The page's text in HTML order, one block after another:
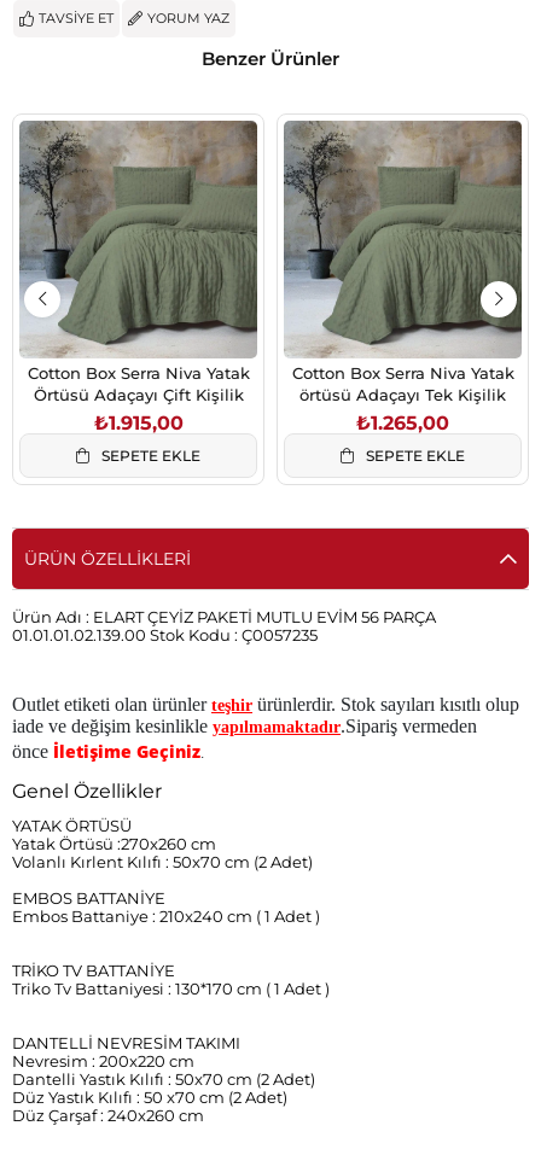
TAVSIYE ET YORUM YAZ
Benzer Ürünler
Cotton Box Serra Niva Yatak
Örtüsü Adaçayı Çift Kişilik
₺1.915,00
SEPETE EKLE
Cotton Box Serra Niva Yatak
örtüsü Adaçayı Tek Kişilik
₺1.265,00
SEPETE EKLE
ÜRÜN ÖZELLIKLERI
Ürün Adı : ELART ÇEYİZ PAKETİ MUTLU EVİM 56 PARÇA
01.01.01.02.139.00 Stok Kodu : Ç0057235
Outlet etiketi olan ürünlerteşhir ürünlerdir. Stok sayıları kısıtlı olup
iade ve değişim kesinlikle yapılmamaktadır.Sipariş vermeden
önce İletişime Geçiniz
Genel Özellikler
YATAK ÖRTÜSÜ
Yatak Örtüsü :270x260 cm
Volanlı Kırlent Kılıfı : 50x70 cm (2 Adet)
EMBOS BATTANİYE
Embos Battaniye : 210x240 cm ( 1 Adet )
TRİKO TV BATTANİYE
Triko Tv Battaniyesi : 130*170 cm ( 1 Adet )
DANTELLİ NEVRESİM TAKIMI
Nevresim : 200x220 cm
Dantelli Yastık Kılıfı : 50x70 cm (2 Adet)
Düz Yastık Kılıfı : 50 x70 cm (2 Adet)
Düz Çarşaf : 240x260 cm